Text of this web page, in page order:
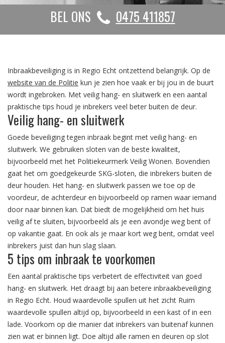
BEL ONS 0475 411857
Inbraakbeveiliging is in Regio Echt ontzettend belangrijk. Op de
website van de Politie kun je zien hoe vaak er bij jou in de buurt
wordt ingebroken. Met veilig hang- en sluitwerk en een aantal
praktische tips houd je inbrekers veel beter buiten de deur.
Veilig hang- en sluitwerk
Goede beveiliging tegen inbraak begint met veilig hang- en
sluitwerk. We gebruiken sloten van de beste kwaliteit,
bijvoorbeeld met het Politiekeurmerk Veilig Wonen. Bovendien
gaat het om goedgekeurde SKG-sloten, die inbrekers buiten de
deur houden. Het hang- en sluitwerk passen we toe op de
voordeur, de achterdeur en bijvoorbeeld op ramen waar iemand
door naar binnen kan. Dat biedt de mogelijkheid om het huis
veilig af te sluiten, bijvoorbeeld als je een avondje weg bent of
op vakantie gaat. En ook als je maar kort weg bent, omdat veel
inbrekers juist dan hun slag slaan.
5 tips om inbraak te voorkomen
Een aantal praktische tips verbetert de effectiviteit van goed
hang- en sluitwerk. Het draagt bij aan betere inbraakbeveiliging
in Regio Echt. Houd waardevolle spullen uit het zicht Ruim
waardevolle spullen altijd op, bijvoorbeeld in een kast of in een
lade. Voorkom op die manier dat inbrekers van buitenaf kunnen
zien wat er binnen ligt. Doe altijd alle ramen en deuren op slot